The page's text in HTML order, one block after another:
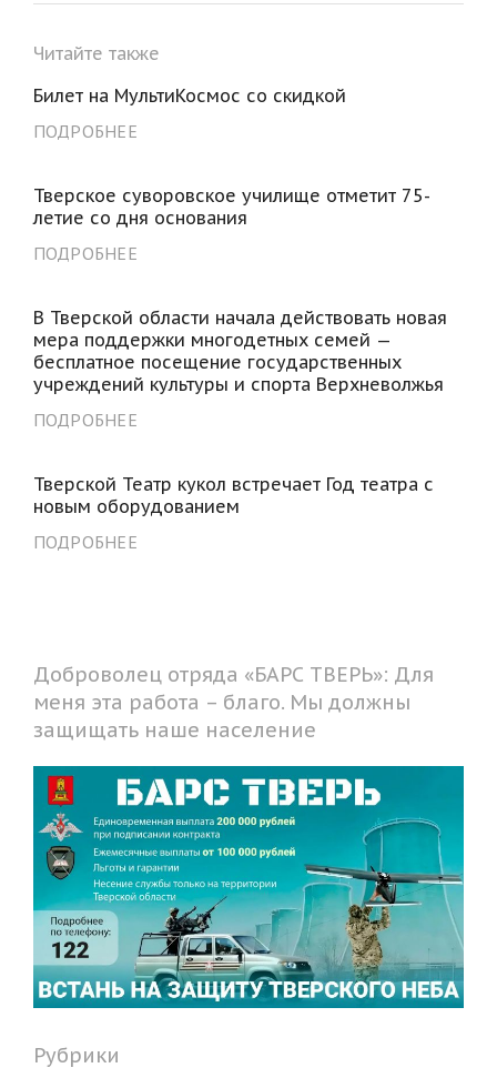
Читайте также
Билет на МультиКосмос со скидкой
ПОДРОБНЕЕ
Тверское суворовское училище отметит 75-
летие со дня основания
ПОДРОБНЕЕ
В Тверской области начала действовать новая
мера поддержки многодетных семей —
бесплатное посещение государственных
учреждений культуры и спорта Верхневолжья
ПОДРОБНЕЕ
Тверской Театр кукол встречает Год театра с
новым оборудованием
ПОДРОБНЕЕ
Доброволец отряда «БАРС ТВЕРЬ»: Для
меня эта работа – благо. Мы должны
защищать наше население
Рубрики